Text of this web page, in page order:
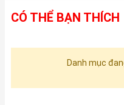
CÓ THỂ BẠN THÍCH
Danh mục